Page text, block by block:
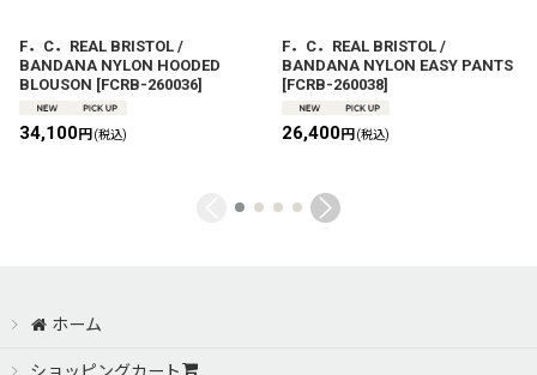
F．C．REAL BRISTOL /
BANDANA NYLON HOODED
BLOUSON [FCRB-260036]
34,100円(税込)
F．C．REAL BRISTOL /
BANDANA NYLON EASY PANTS
[FCRB-260038]
26,400円(税込)
ホーム